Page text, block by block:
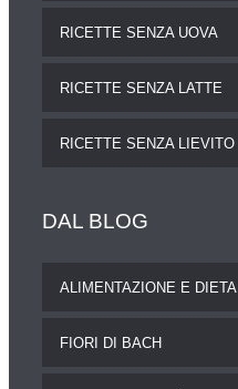
RICETTE SENZA UOVA
RICETTE SENZA LATTE
RICETTE SENZA LIEVITO
DAL BLOG
ALIMENTAZIONE E DIETA
FIORI DI BACH